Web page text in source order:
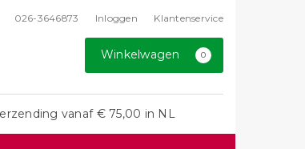
026-3646873 Inloggen Klantenservice
Winkelwagen 0
vanaf € 75,00 in NL